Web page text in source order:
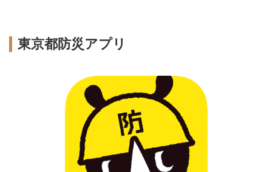
東京都防災アプリ